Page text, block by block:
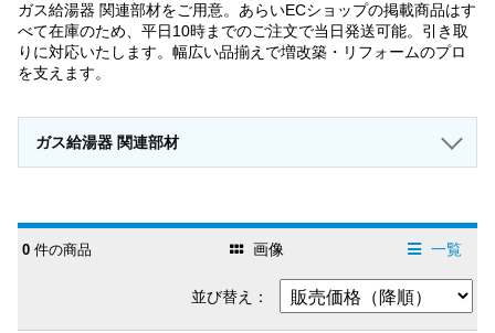
ガス給湯器 関連部材をご用意。あらいECショップの掲載商品はす
べて在庫のため、平日10時までのご注文で当日発送可能。引き取
りに対応いたします。幅広い品揃えで増改築・リフォームのプロ
を支えます。
ガス給湯器 関連部材
0 件の商品 画像 一覧
並び替え：